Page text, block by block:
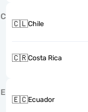
C
🇨🇱Chile
🇨🇷Costa Rica
E
🇪🇨Ecuador